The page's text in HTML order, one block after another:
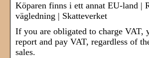
Köparen finns i ett annat EU-land |
vägledning | Skatteverket
If you are obligated to charge VAT,
report and pay VAT, regardless of
sales.